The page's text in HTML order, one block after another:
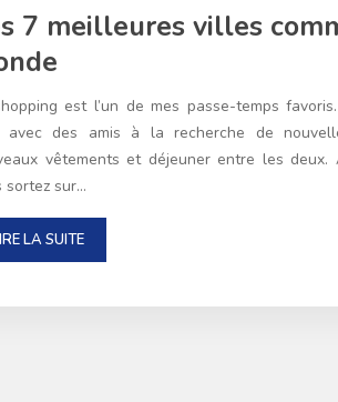
7 meilleures villes
est l’un de mes passe-temps
avec des amis à la recherche de
vêtements et déjeuner entre les
sortez sur…
LA SUITE